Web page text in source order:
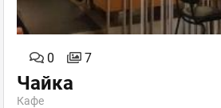
0 7
Чайка
Кафе